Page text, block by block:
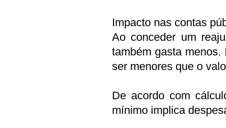
Impacto nas contas
Ao conceder um
também gasta
ser menores que o
De acordo com
mínimo implica